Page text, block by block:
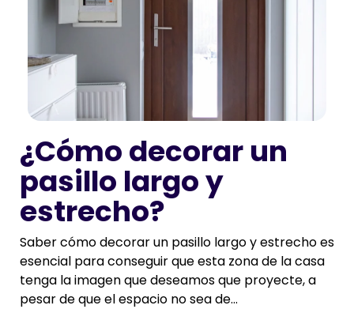
¿Cómo decorar un
pasillo largo y
estrecho?
Saber cómo decorar un pasillo largo y estrecho es
esencial para conseguir que esta zona de la casa
tenga la imagen que deseamos que proyecte, a
pesar de que el espacio no sea de...